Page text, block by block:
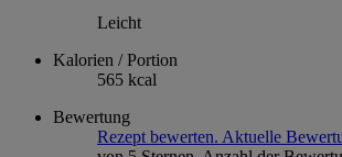
Leicht
Kalorien / Portion
565 kcal
Bewertung
Rezept bewerten. Aktuelle